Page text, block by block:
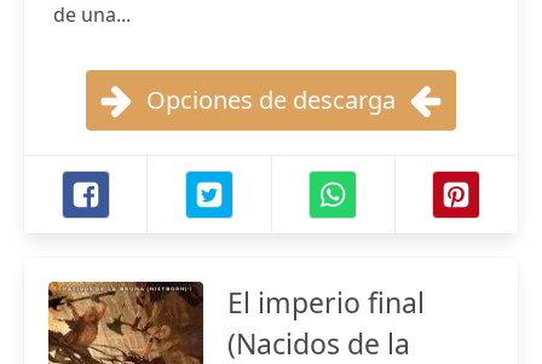
de una...
Opciones de descarga
El imperio final
(Nacidos de la